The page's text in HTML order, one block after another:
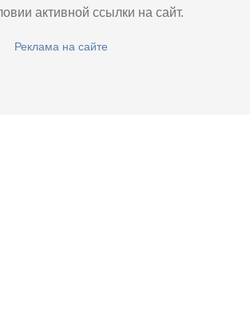
активной ссылки на сайт.
Реклама на сайте